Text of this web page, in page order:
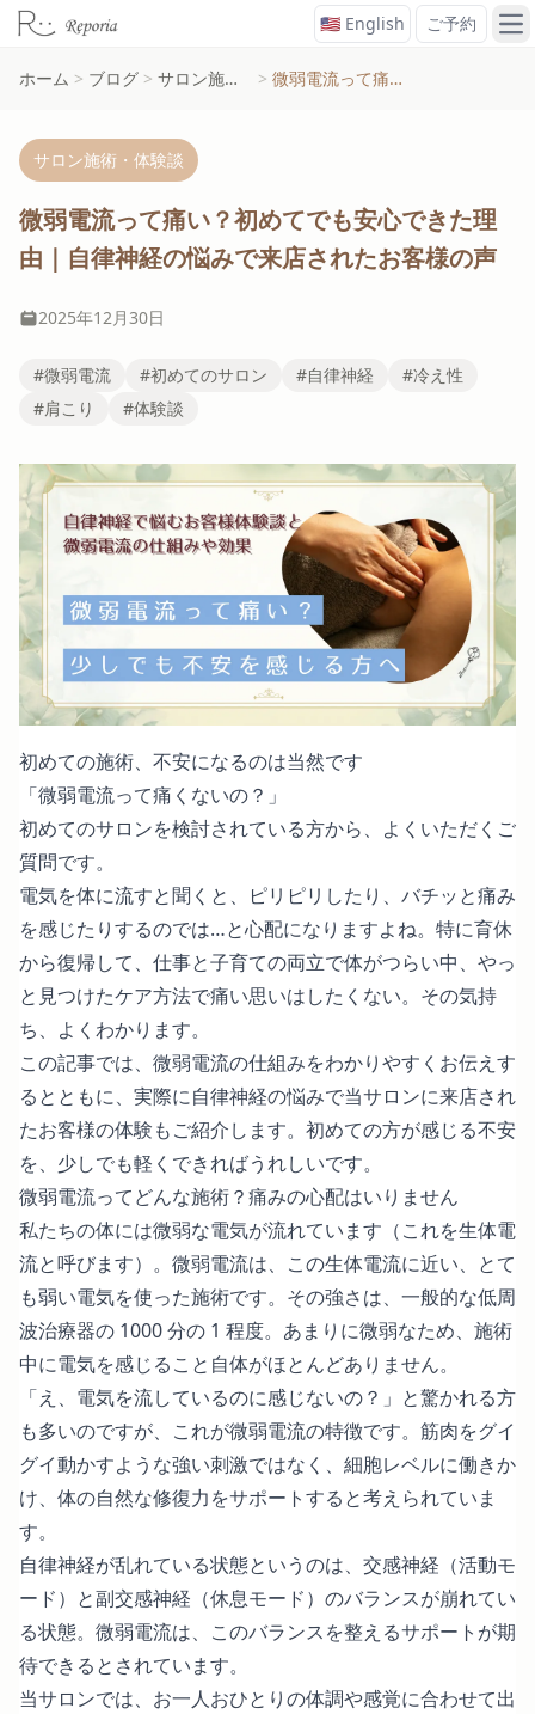
🇺🇸 English ご予約 メ
ホーム > ブログ > サロン施術・体験談 > 微弱電流って痛い？初めてでも安心できた理由｜自律神経の悩みで来店されたお客様の声
サロン施術・体験談
微弱電流って痛い？初めてでも安心できた理
由｜自律神経の悩みで来店されたお客様の声
2025年12月30日
#微弱電流 #初めてのサロン #自律神経
#冷え性
#肩こり
#体験談
初めての施術、不安になるのは当然です
「微弱電流って痛くないの？」
初めてのサロンを検討されている方から、よくいただくご
質問です。
電気を体に流すと聞くと、ピリピリしたり、バチッと痛み
を感じたりするのでは…と心配になりますよね。特に育休
から復帰して、仕事と子育ての両立で体がつらい中、やっ
と見つけたケア方法で痛い思いはしたくない。その気持
ち、よくわかります。
この記事では、微弱電流の仕組みをわかりやすくお伝えす
るとともに、実際に自律神経の悩みで当サロンに来店され
たお客様の体験もご紹介します。初めての方が感じる不安
を、少しでも軽くできればうれしいです。
微弱電流ってどんな施術？痛みの心配はいりません
私たちの体には微弱な電気が流れています（これを生体電
流と呼びます）。微弱電流は、この生体電流に近い、とて
も弱い電気を使った施術です。その強さは、一般的な低周
波治療器の 1000 分の 1 程度。あまりに微弱なため、施術
中に電気を感じること自体がほとんどありません。
「え、電気を流しているのに感じないの？」と驚かれる方
も多いのですが、これが微弱電流の特徴です。筋肉をグイ
グイ動かすような強い刺激ではなく、細胞レベルに働きか
け、体の自然な修復力をサポートすると考えられていま
す。
自律神経が乱れている状態というのは、交感神経（活動モ
ード）と副交感神経（休息モード）のバランスが崩れてい
る状態。微弱電流は、このバランスを整えるサポートが期
待できるとされています。
当サロンでは、お一人おひとりの体調や感覚に合わせて出